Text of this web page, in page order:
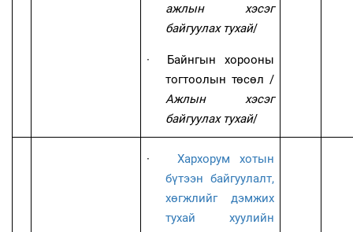
ажлын хэсэг
байгуулах тухай/
·
Байнгын хорооны
тогтоолын төсөл /
Ажлын хэсэг
байгуулах тухай/
·
Хархорум хотын
бүтээн байгуулалт,
хөгжлийг дэмжих
тухай хуулийн